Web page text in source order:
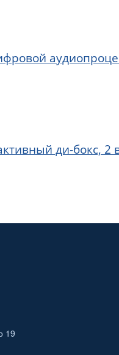
ди-бокс, 2
19